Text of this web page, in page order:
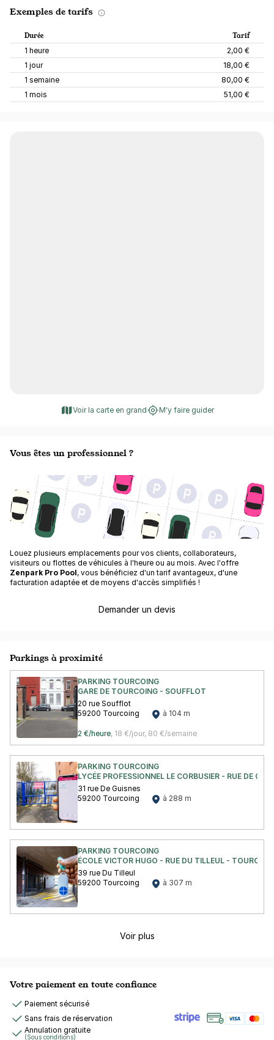
Exemples de tarifs
Durée Tarif
1 heure
2,00 €
1 jour
18,00 €
1 semaine
80,00 €
1 mois
51,00 €
Voir la carte en grand M'y faire guider
Vous êtes un professionnel ?
Louez plusieurs emplacements pour vos clients, collaborateurs,
visiteurs ou flottes de véhicules à l'heure ou au mois. Avec l'offre
Zenpark Pro Pool, vous bénéficiez d'un tarif avantageux, d'une
facturation adaptée et de moyens d'accès simplifiés !
Demander un devis
Parkings à proximité
PARKING TOURCOING
GARE DE TOURCOING - SOUFFLOT
20 rue Soufflot
59200 Tourcoing
à 104 m
2 €/heure, 18 €/jour, 80 €/semaine
PARKING TOURCOING
LYCÉE PROFESSIONNEL LE CORBUSIER - RUE DE
31 rue De Guisnes
59200 Tourcoing
à 288 m
PARKING TOURCOING
ÉCOLE VICTOR HUGO - RUE DU TILLEUL -
39 rue Du Tilleul
59200 Tourcoing
à 307 m
Voir plus
Votre paiement en toute confiance
Paiement sécurisé
Sans frais de réservation
Annulation gratuite
(Sous conditions)